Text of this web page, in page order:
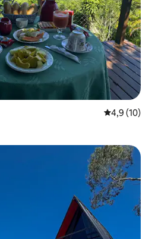
4,9 av 5 i
4,9 (10)